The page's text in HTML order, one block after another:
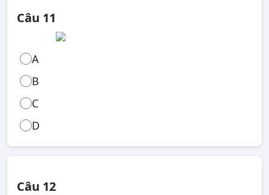
Câu 11
A
B
C
D
Câu 12